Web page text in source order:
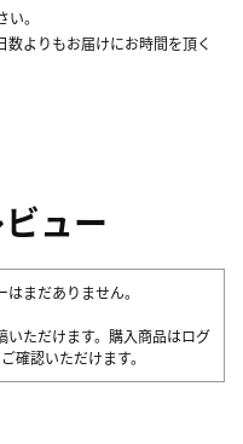
。
よりもお届けにお時間を頂く
ュー
まだありません。
いただけます。購入商品はログ
確認いただけます。